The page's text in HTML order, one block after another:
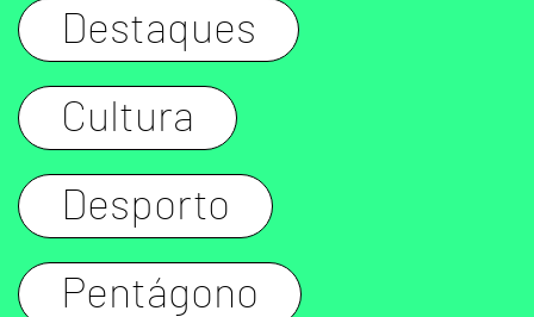
Destaques
Cultura
Desporto
Pentágono